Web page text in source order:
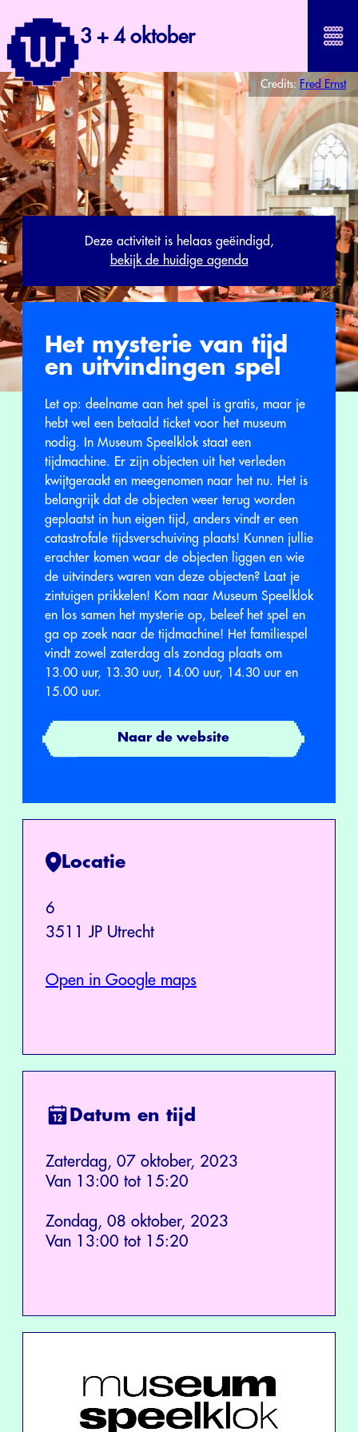
3 + 4 oktober
Credits: Fred Ernst
Deze activiteit is helaas geëindigd,
bekijk de huidige agenda
Het mysterie van tijd
en uitvindingen spel
Let op: deelname aan het spel is gratis, maar je
hebt wel een betaald ticket voor het museum
nodig. In Museum Speelklok staat een
tijdmachine. Er zijn objecten uit het verleden
kwijtgeraakt en meegenomen naar het nu. Het is
belangrijk dat de objecten weer terug worden
geplaatst in hun eigen tijd, anders vindt er een
catastrofale tijdsverschuiving plaats! Kunnen jullie
erachter komen waar de objecten liggen en wie
de uitvinders waren van deze objecten? Laat je
zintuigen prikkelen! Kom naar Museum Speelklok
en los samen het mysterie op, beleef het spel en
ga op zoek naar de tijdmachine! Het familiespel
vindt zowel zaterdag als zondag plaats om
13.00 uur, 13.30 uur, 14.00 uur, 14.30 uur en
15.00 uur.
Naar de website
Locatie
6
3511 JP Utrecht
Open in Google maps
Datum en tijd
Zaterdag, 07 oktober, 2023
Van 13:00 tot 15:20
Zondag, 08 oktober, 2023
Van 13:00 tot 15:20